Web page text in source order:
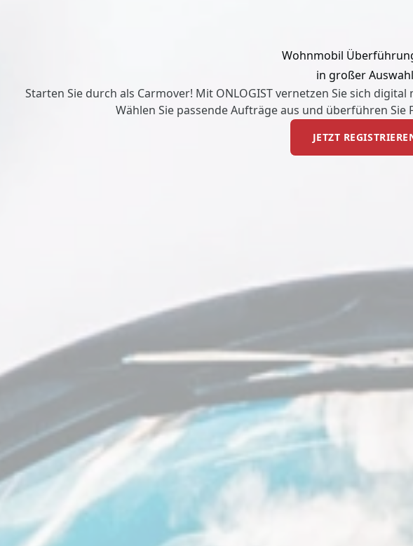
Wohnmobil
in großer Auswahl
Starten Sie durch als Carmover! Mit ONLOGIST vernetzen Sie sich
Wählen Sie passende Aufträge aus und überführen Sie
JETZT